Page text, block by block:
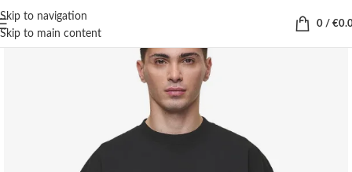
Skip to navigation
Skip to main content
0 / €